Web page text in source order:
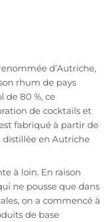
d’Autriche,
rhum de pays
de 80 %, ce
de cocktails et
fabriqué à partir de
distillée en Autriche
à loin. En raison
ne pousse que dans
on a commencé à
de base